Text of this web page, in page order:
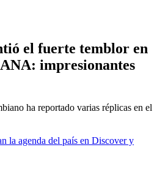
el fuerte temblor en
impresionantes
ha reportado varias réplicas en el
la agenda del país en Discover y